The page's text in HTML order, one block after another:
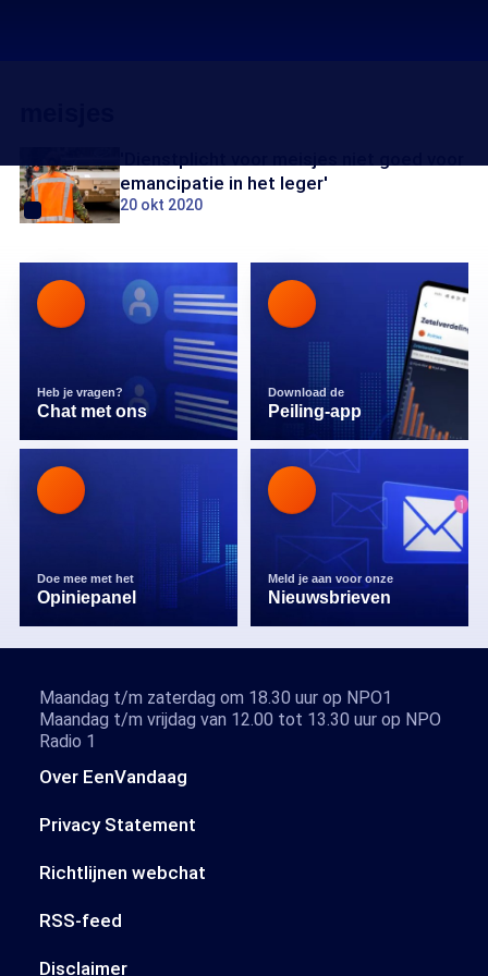
emancipatie in het leger'
20 okt 2020
Heb je vragen?
Chat met ons
Download de
Peiling-app
Doe mee met het
Opiniepanel
Meld je aan voor onze
Nieuwsbrieven
Over EenVandaag
Privacy Statement
Richtlijnen webchat
RSS-feed
Disclaimer
Maandag t/m zaterdag om 18.30 uur op NPO1
Maandag t/m vrijdag van 12.00 tot 13.30 uur op NPO
Radio 1